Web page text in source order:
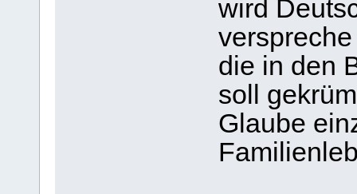
wird
die in den
soll
Glaube